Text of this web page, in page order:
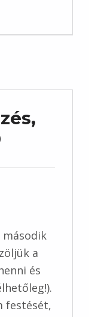
második
a
és
festését,